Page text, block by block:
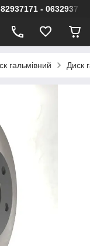
-
гальмівний Диск